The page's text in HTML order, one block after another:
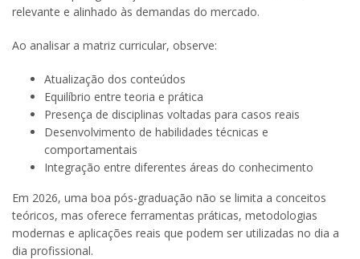
relevante e alinhado às demandas do mercado.
Ao analisar a matriz curricular, observe:
Atualização dos conteúdos
Equilíbrio entre teoria e prática
Presença de disciplinas voltadas para casos reais
Desenvolvimento de habilidades técnicas e
comportamentais
Integração entre diferentes áreas do conhecimento
Em 2026, uma boa pós-graduação não se limita a conceitos
teóricos, mas oferece ferramentas práticas, metodologias
modernas e aplicações reais que podem ser utilizadas no dia a
dia profissional.